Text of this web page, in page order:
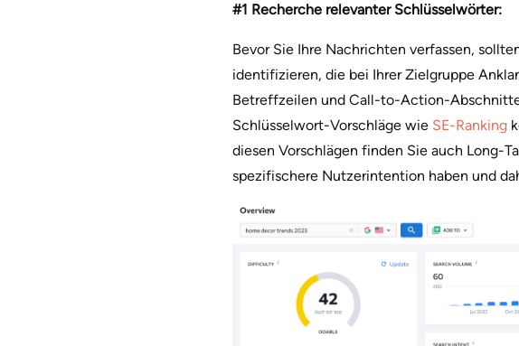
#1 Recherche relevanter Schlüsselwörter:
Bevor Sie Ihre Nachrichten verfassen,
identifizieren, die bei Ihrer Zielgruppe
Betreffzeilen und Call-to-Action-
Schlüsselwort-Vorschläge wie SE-Ranking
diesen Vorschlägen finden Sie auch Long-
spezifischere Nutzerintention haben und